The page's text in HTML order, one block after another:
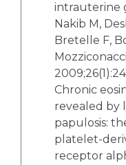
intrauterine
Nakib M,
Bretelle F,
Chronic
revealed by
papulosis:
platelet-
receptor